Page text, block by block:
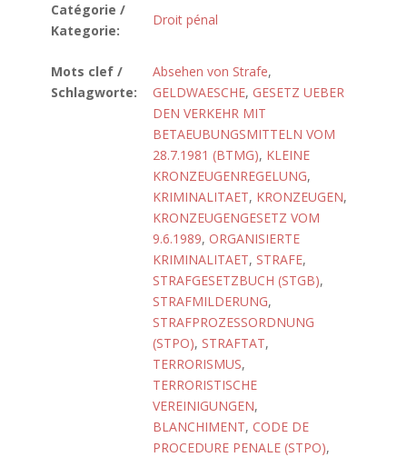
Catégorie /
Kategorie:
Droit pénal
Mots clef /
Schlagworte:
Absehen von Strafe,
GELDWAESCHE, GESETZ UEBER
DEN VERKEHR MIT
BETAEUBUNGSMITTELN VOM
28.7.1981 (BTMG), KLEINE
KRONZEUGENREGELUNG,
KRIMINALITAET, KRONZEUGEN,
KRONZEUGENGESETZ VOM
9.6.1989, ORGANISIERTE
KRIMINALITAET, STRAFE,
STRAFGESETZBUCH (STGB),
STRAFMILDERUNG,
STRAFPROZESSORDNUNG
(STPO), STRAFTAT,
TERRORISMUS,
TERRORISTISCHE
VEREINIGUNGEN,
BLANCHIMENT, CODE DE
PROCEDURE PENALE (STPO),